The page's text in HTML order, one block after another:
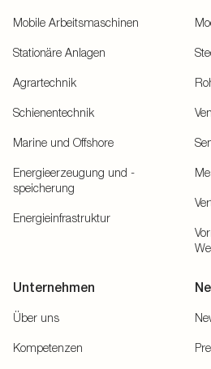
Mobile Arbeitsmaschinen
Stationäre Anlagen
Agrartechnik
Schienentechnik
Marine und Offshore
Energieerzeugung und -
speicherung
Energieinfrastruktur
Unternehmen
Über uns
Kompetenzen